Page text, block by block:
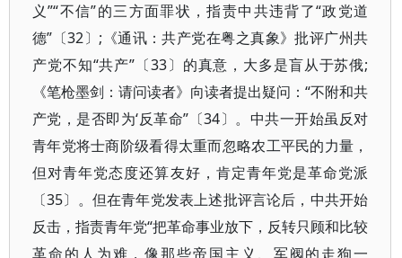
义”“不信”的三方面罪状，指责中共违背了“政党道
德”〔32〕;《通讯：共产党在粤之真象》批评广州共
产党不知“共产”〔33〕的真意，大多是盲从于苏俄;
《笔枪墨剑：请问读者》向读者提出疑问：“不附和共
产党，是否即为‘反革命”〔34〕。中共一开始虽反对
青年党将士商阶级看得太重而忽略农工平民的力量，
但对青年党态度还算友好，肯定青年党是革命党派
〔35〕。但在青年党发表上述批评言论后，中共开始
反击，指责青年党“把革命事业放下，反转只顾和比较
革命的人为难，像那些帝国主义、军阀的走狗一